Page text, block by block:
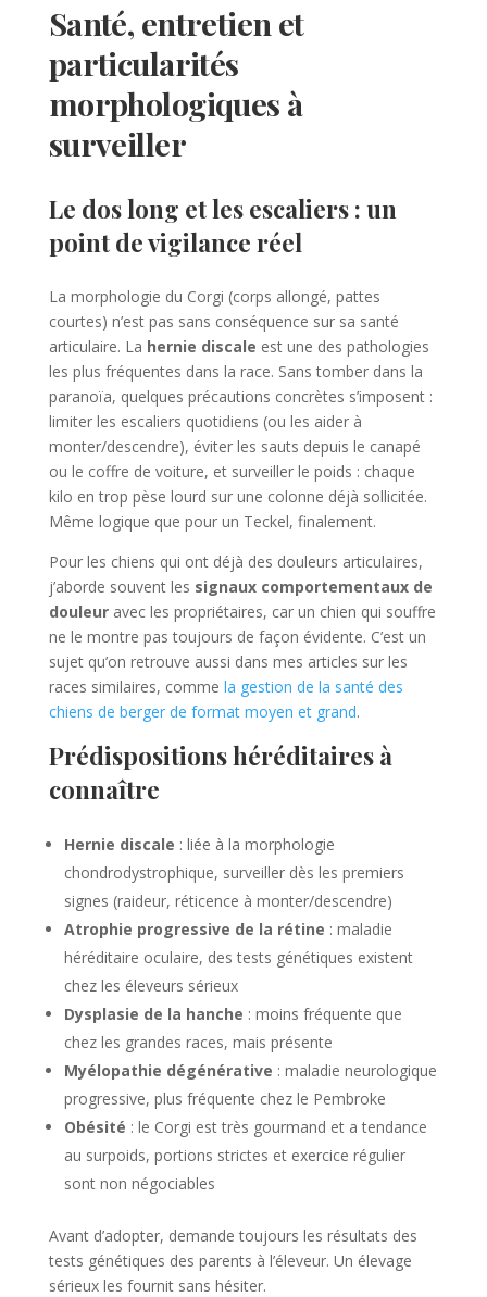
Santé, entretien et
particularités
morphologiques à
surveiller
Le dos long et les escaliers : un
point de vigilance réel
La morphologie du Corgi (corps allongé, pattes
courtes) n’est pas sans conséquence sur sa santé
articulaire. La hernie discale est une des pathologies
les plus fréquentes dans la race. Sans tomber dans la
paranoïa, quelques précautions concrètes s’imposent :
limiter les escaliers quotidiens (ou les aider à
monter/descendre), éviter les sauts depuis le canapé
ou le coffre de voiture, et surveiller le poids : chaque
kilo en trop pèse lourd sur une colonne déjà sollicitée.
Même logique que pour un Teckel, finalement.
Pour les chiens qui ont déjà des douleurs articulaires,
j’aborde souvent les signaux comportementaux de
douleuravec les propriétaires, car un chien qui souffre
ne le montre pas toujours de façon évidente. C’est un
sujet qu’on retrouve aussi dans mes articles sur les
races similaires, comme la gestion de la santé des
chiens de berger de format moyen et grand.
Prédispositions héréditaires à
connaître
Hernie discale : liée à la morphologie
chondrodystrophique, surveiller dès les premiers
signes (raideur, réticence à monter/descendre)
Atrophie progressive de la rétine : maladie
héréditaire oculaire, des tests génétiques existent
chez les éleveurs sérieux
Dysplasie de la hanche : moins fréquente que
chez les grandes races, mais présente
Myélopathie dégénérative : maladie neurologique
progressive, plus fréquente chez le Pembroke
Obésité : le Corgi est très gourmand et a tendance
au surpoids, portions strictes et exercice régulier
sont non négociables
Avant d’adopter, demande toujours les résultats des
tests génétiques des parents à l’éleveur. Un élevage
sérieux les fournit sans hésiter.